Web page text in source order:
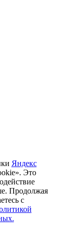
Яндекс
Это
Продолжая
с